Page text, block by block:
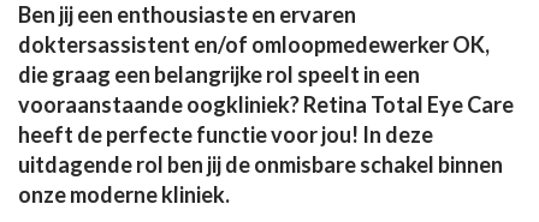
Ben jij een enthousiaste en ervaren
doktersassistent en/of omloopmedewerker OK,
die graag een belangrijke rol speelt in een
vooraanstaande oogkliniek? Retina Total Eye Care
heeft de perfecte functie voor jou! In deze
uitdagende rol ben jij de onmisbare schakel binnen
onze moderne kliniek.